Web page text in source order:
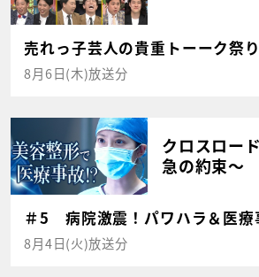
売れっ子芸人の貴重トーーク祭
8月6日(木)放送分
クロスロー
急の約束～
＃5 病院激震！パワハラ＆医療
8月4日(火)放送分